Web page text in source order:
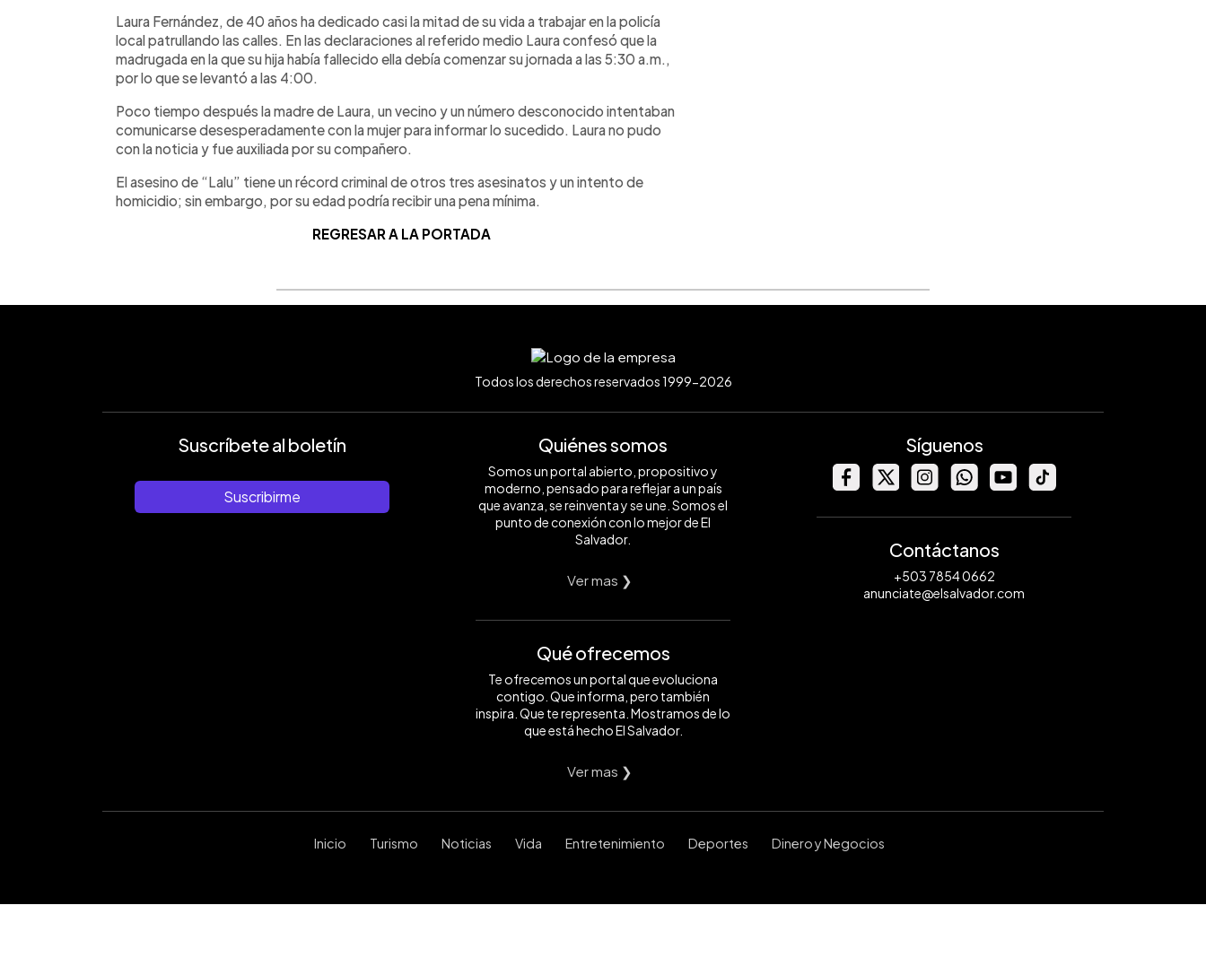
Laura Fernández, de 40 años ha dedicado casi la mitad de su vida a trabajar en la policía
local patrullando las calles. En las declaraciones al referido medio Laura confesó que la
madrugada en la que su hija había fallecido ella debía comenzar su jornada a las 5:30 a.m.,
por lo que se levantó a las 4:00.
Poco tiempo después la madre de Laura, un vecino y un número desconocido intentaban
comunicarse desesperadamente con la mujer para informar lo sucedido. Laura no pudo
con la noticia y fue auxiliada por su compañero.
El asesino de “Lalu” tiene un récord criminal de otros tres asesinatos y un intento de
homicidio; sin embargo, por su edad podría recibir una pena mínima.
REGRESAR A LA PORTADA
Todos los derechos reservados 1999-2026
Suscríbete al boletín
Suscribirme
Quiénes somos
Somos un portal abierto, propositivo y
moderno, pensado para reflejar a un país
que avanza, se reinventa y se une. Somos el
punto de conexión con lo mejor de El
Salvador.
Ver mas ❯
Qué ofrecemos
Te ofrecemos un portal que evoluciona
contigo. Que informa, pero también
inspira. Que te representa. Mostramos de lo
que está hecho El Salvador.
Ver mas ❯
Síguenos
Contáctanos
+503 7854 0662
anunciate@elsalvador.com
Inicio Turismo Noticias Vida Entretenimiento Deportes Dinero y Negocios